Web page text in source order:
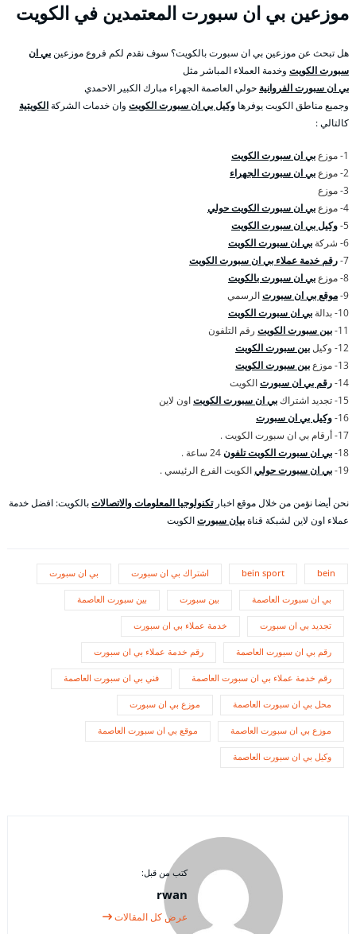
موزعين بي ان سبورت المعتمدين في الكويت
هل تبحث عن موزعين بي ان سبورت بالكويت؟ سوف نقدم لكم فروع موزعينبي ان
سبورت الكويت وخدمة العملاء المباشر مثل
بي ان سبورت الفروانية حولي العاصمة الجهراء مبارك الكبير الاحمدي
وجميع مناطق الكويت يوفرها وكيل بي ان سبورت الكويت وان خدمات الشركةالكويتية
كالتالي :
1- موزع
بي ان سبورت الكويت
2- موزع
بي ان سبورت الجهراء
3- موزع
4- موزع
بي ان سبورت الكويت حولي
5- وكيل بي ان سبورت الكويت
6- شركة
بي ان سبورت الكويت
7- رقم خدمة عملاء بي ان سبورت الكويت
8- موزع
بي ان سبورت بالكويت
9- موقع بي ان سبورتالرسمي
10- بدالة
بي ان سبورت الكويت
11- بين سبورت الكويت رقم التلفون
12- وكيل
بين سبورت الكويت
13- موزع
بين سبورت الكويت
14- رقم بي ان سبورتالكويت
15- تجديد اشتراك
بي ان سبورت الكويتاون لاين
16- وكيل بي ان سبورت
17- أرقام بي ان سبورت الكويت .
18- بي ان سبورت الكويت تلفون
19- بي ان سبورت حوليالكويت الفرع الرئيسي .
نحن أيضا نؤمن من خلال موقع اخبارتكنولوجيا المعلومات والاتصالاتبالكويت: افضل خدمة
عملاء اون لاين لشبكة قناةبيان سبورتالكويت
bein
bein sport اشتراك بي ان سبورت بي ان سبورت
بي ان سبورت العاصمة بين سبورت بين سبورت العاصمة
تجديد بي ان سبورت خدمة عملاء بي ان سبورت
رقم بي ان سبورت العاصمة رقم خدمة عملاء بي ان سبورت
رقم خدمة عملاء بي ان سبورت العاصمة فني بي ان سبورت العاصمة
محل بي ان سبورت العاصمة موزع بي ان سبورت
موزع بي ان سبورت العاصمة موقع بي ان سبورت العاصمة
وكيل بي ان سبورت العاصمة
كتب من قبل:
rwan
عرض كل المقالات